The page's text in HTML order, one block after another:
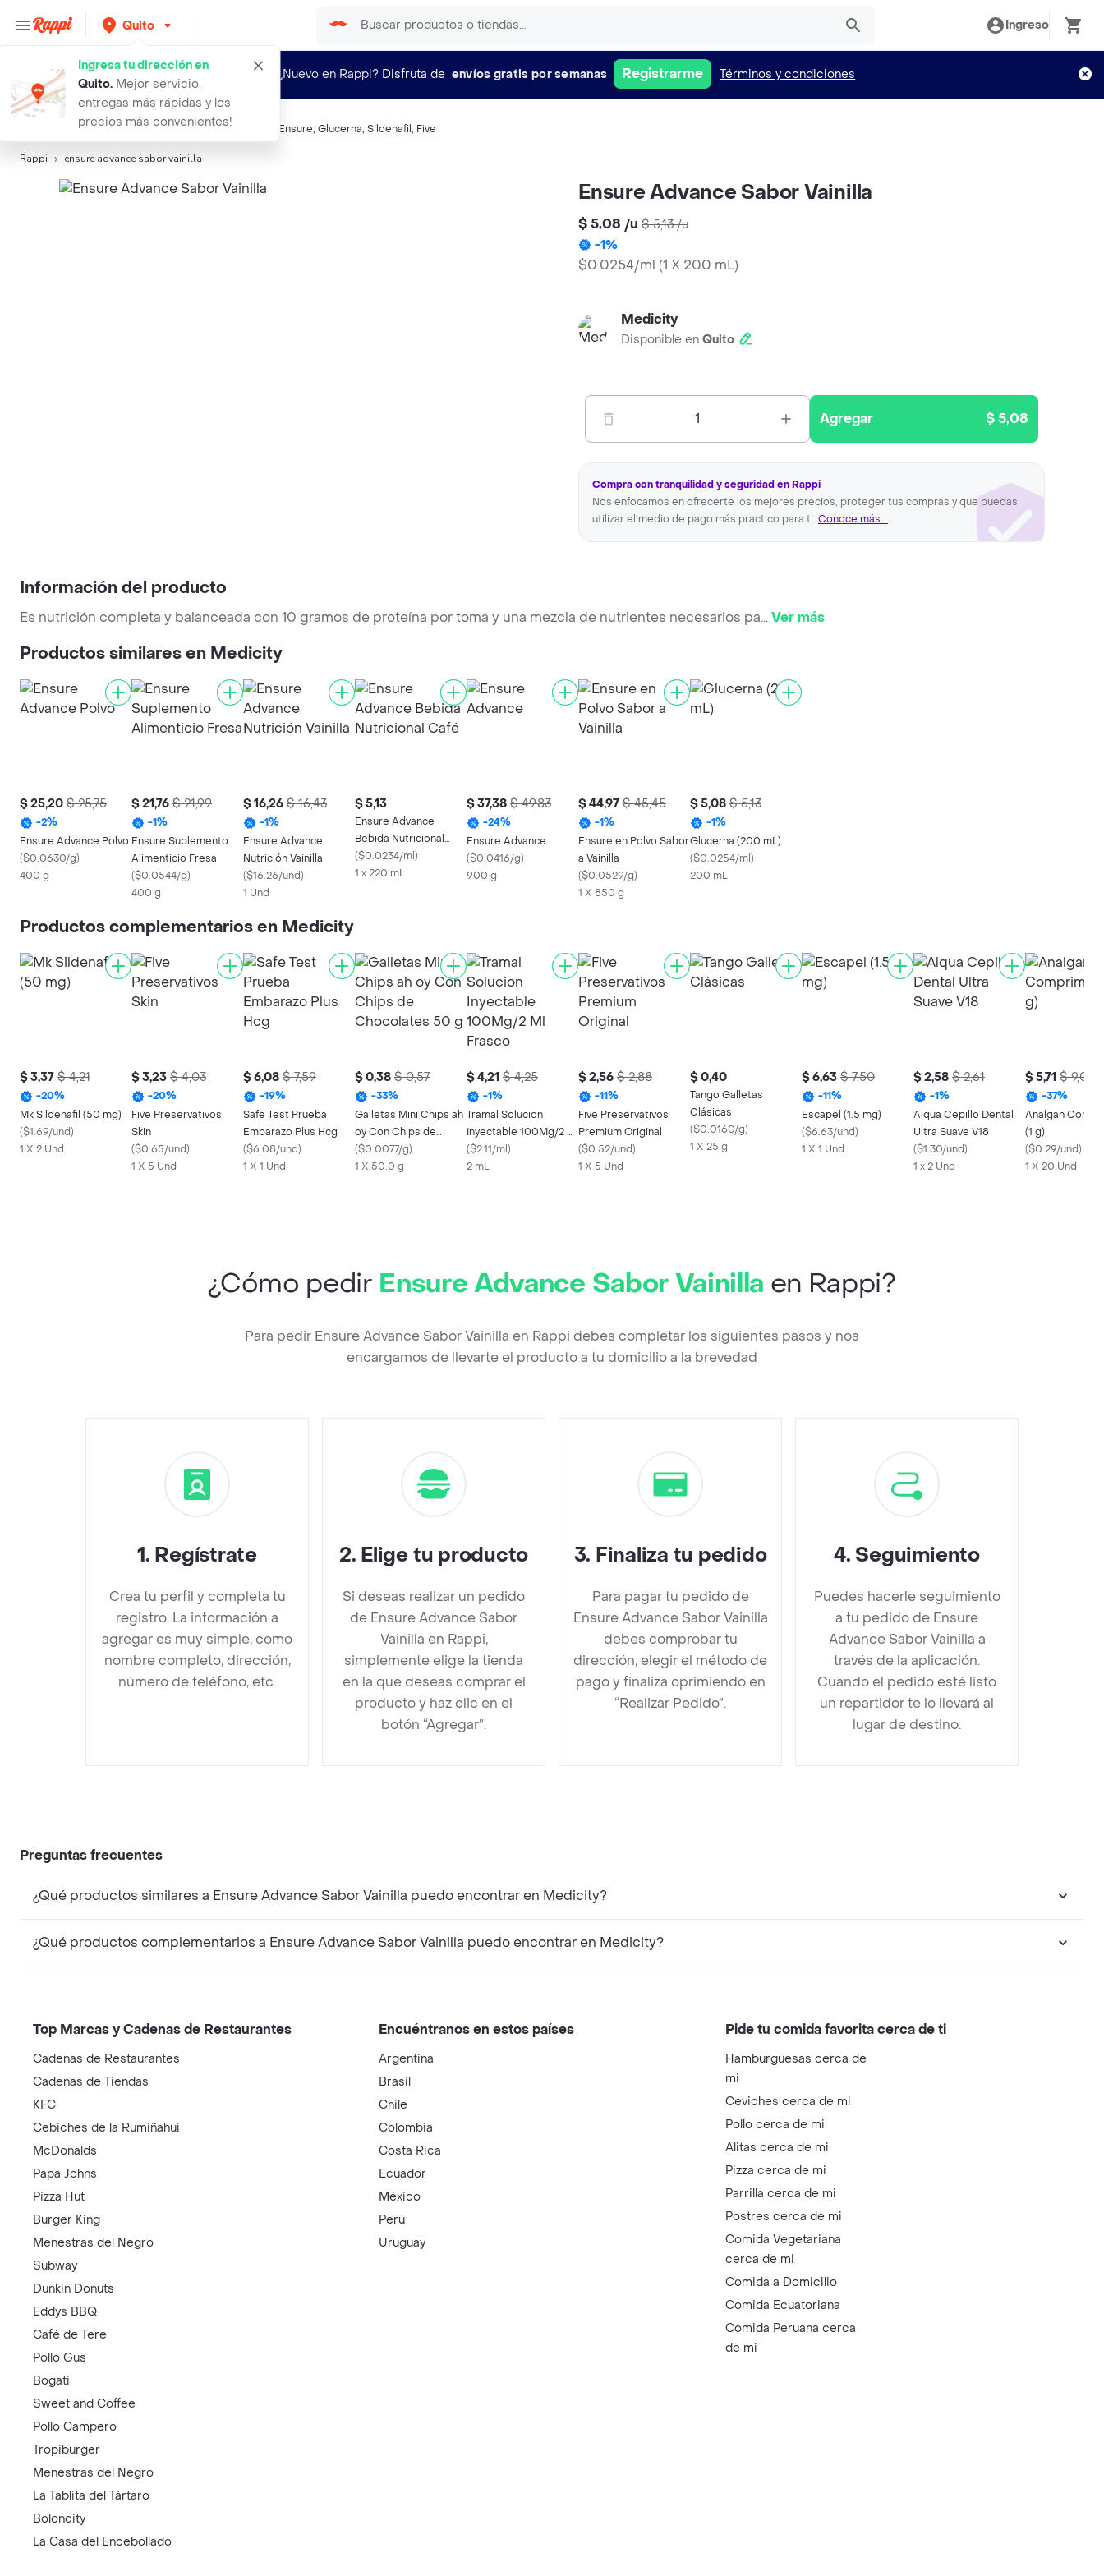
Quito
Ingresa tu dirección en
Quito. Mejor servicio,
entregas más rápidas y los
precios más convenientes!
Ingreso
¿Nuevo en Rappi? Disfruta de envíos gratis por semanas Registrarme Términos y condiciones
Búsquedas relacionadas: Suplementos alimenticios Ensure, Glucerna, Sildenafil , Five
Rappi ensure advance sabor vainilla
Ensure Advance Sabor Vainilla
$ 5,08 /u $ 5,13/u
-1%
$0.0254/ml (1 X 200 mL)
Medicity
Disponible en Quito
1 Agregar $ 5,08
Compra con tranquilidad y seguridad en Rappi
Nos enfocamos en ofrecerte los mejores precios, proteger tus compras y que puedas
utilizar el medio de pago más practico para ti. Conoce más...
Información del producto
Es nutrición completa y balanceada con 10 gramos de proteína por toma y una mezcla de nutrientes necesarios pa...Ver más
Productos similares en Medicity
$ 25,20 $ 25,75
-2%
Ensure Advance Polvo
($0.0630/g)
400 g
$ 21,76 $ 21,99
-1%
Ensure Suplemento
Alimenticio Fresa
($0.0544/g)
400 g
$ 16,26 $ 16,43
-1%
Ensure Advance
Nutrición Vainilla
($16.26/und)
1 Und
$ 5,13
Ensure Advance
Bebida Nutricional
Café
($0.0234/ml)
1 x 220 mL
$ 37,38 $ 49,83
-24%
Ensure Advance
($0.0416/g)
900 g
$ 44,97 $ 45,45
-1%
Ensure en Polvo Sabor
a Vainilla
($0.0529/g)
1 X 850 g
$ 5,08 $ 5,13
-1%
Glucerna (200 mL)
($0.0254/ml)
200 mL
Productos complementarios en Medicity
$ 3,37 $ 4,21
-20%
Mk Sildenafil (50 mg)
($1.69/und)
1 X 2 Und
$ 3,23 $ 4,03
-20%
Five Preservativos
Skin
($0.65/und)
1 X 5 Und
$ 6,08 $ 7,59
-19%
Safe Test Prueba
Embarazo Plus Hcg
($6.08/und)
1 X 1 Und
$ 0,38 $ 0,57
-33%
Galletas Mini Chips ah
oy Con Chips de
Chocolates 50 g
($0.0077/g)
1 X 50.0 g
$ 4,21 $ 4,25
-1%
Tramal Solucion
Inyectable 100Mg/2 Ml
Frasco
($2.11/ml)
2 mL
$ 2,56 $ 2,88
-11%
Five Preservativos
Premium Original
($0.52/und)
1 X 5 Und
$ 0,40
Tango Galletas
Clásicas
($0.0160/g)
1 X 25 g
$ 6,63 $ 7,50
-11%
Escapel (1.5 mg)
($6.63/und)
1 X 1 Und
$ 2,58 $ 2,61
-1%
Alqua Cepillo Dental
Ultra Suave V18
($1.30/und)
1 x 2 Und
$ 5,71 $ 9,06
-37%
Analgan
(1 g)
($0.29/und)
1 X 20 Und
¿Cómo pedir Ensure Advance Sabor Vainilla en Rappi?
Para pedir Ensure Advance Sabor Vainilla en Rappi debes completar los siguientes pasos y nos
encargamos de llevarte el producto a tu domicilio a la brevedad
1. Regístrate
Crea tu perfil y completa tu
registro. La información a
agregar es muy simple, como
nombre completo, dirección,
número de teléfono, etc.
2. Elige tu producto
Si deseas realizar un pedido
de Ensure Advance Sabor
Vainilla en Rappi,
simplemente elige la tienda
en la que deseas comprar el
producto y haz clic en el
botón “Agregar”.
3. Finaliza tu pedido
Para pagar tu pedido de
Ensure Advance Sabor Vainilla
debes comprobar tu
dirección, elegir el método de
pago y finaliza oprimiendo en
“Realizar Pedido”.
4. Seguimiento
Puedes hacerle seguimiento
a tu pedido de Ensure
Advance Sabor Vainilla a
través de la aplicación.
Cuando el pedido esté listo
un repartidor te lo llevará al
lugar de destino.
Preguntas frecuentes
¿Qué productos similares a Ensure Advance Sabor Vainilla puedo encontrar en Medicity?
¿Qué productos complementarios a Ensure Advance Sabor Vainilla puedo encontrar en Medicity?
Top Marcas y Cadenas de Restaurantes
Cadenas de Restaurantes
Cadenas de Tiendas
KFC
Cebiches de la Rumiñahui
McDonalds
Papa Johns
Pizza Hut
Burger King
Menestras del Negro
Subway
Dunkin Donuts
Eddys BBQ
Café de Tere
Pollo Gus
Bogati
Sweet and Coffee
Pollo Campero
Tropiburger
Menestras del Negro
La Tablita del Tártaro
Boloncity
La Casa del Encebollado
Encuéntranos en estos países
Argentina
Brasil
Chile
Colombia
Costa Rica
Ecuador
México
Perú
Uruguay
Pide tu comida favorita cerca de ti
Hamburguesas cerca de
mi
Ceviches cerca de mi
Pollo cerca de mi
Alitas cerca de mi
Pizza cerca de mi
Parrilla cerca de mi
Postres cerca de mi
Comida Vegetariana
cerca de mi
Comida a Domicilio
Comida Ecuatoriana
Comida Peruana cerca
de mi